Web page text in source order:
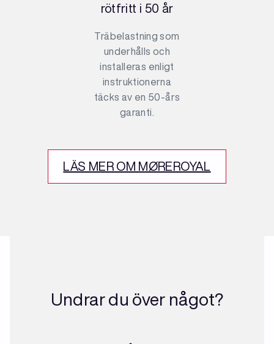
rötfritt i 50 år
Träbelastning som
underhålls och
installeras enligt
instruktionerna
täcks av en 50-års
garanti.
LÄS MER OM MØREROYAL
Undrar du över något?